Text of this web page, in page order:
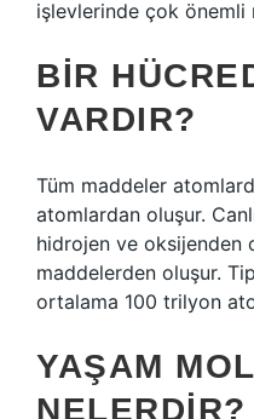
işlevlerinde çok önemli
BIR
VARDIR?
Tüm maddeler
atomlardan oluşur.
hidrojen ve oksijenden
maddelerden oluşur.
ortalama 100 trilyon
YAŞAM
NELERDIR?